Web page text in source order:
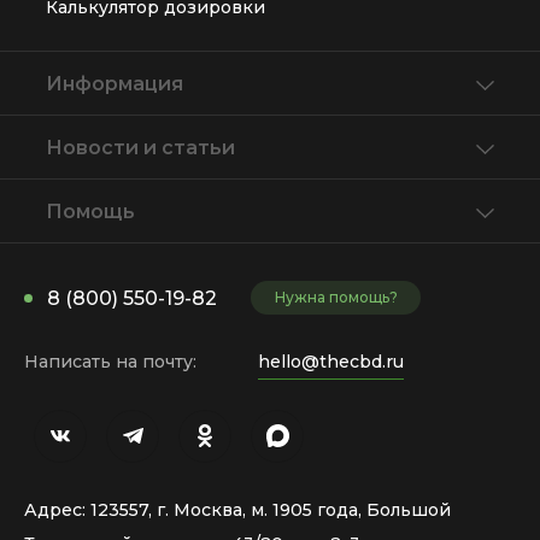
Калькулятор дозировки
Информация
Новости и статьи
Помощь
8 (800) 550-19-82 Нужна помощь?
Написать на почту: hello@thecbd.ru
Адрес: 123557, г. Москва, м. 1905 года, Большой